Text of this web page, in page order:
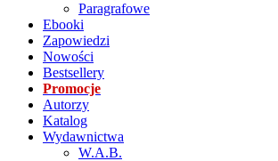
Paragrafowe
Ebooki
Zapowiedzi
Nowości
Bestsellery
Promocje
Autorzy
Katalog
Wydawnictwa
W.A.B.